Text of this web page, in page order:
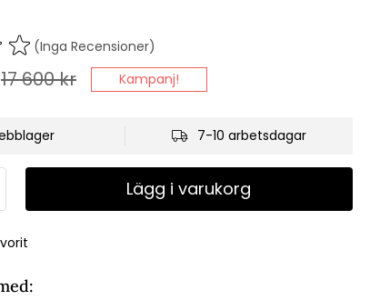
(Inga Recensioner)
17 600kr Kampanj!
7-10 arbetsdagar
Lägg i varukorg